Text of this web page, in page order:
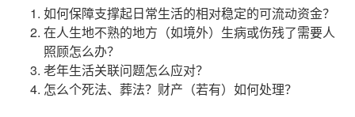
如何保障支撑起日常生活的相对稳定的可流动资金？
在人生地不熟的地方（如境外）生病或伤残了需要人
照顾怎么办？
老年生活关联问题怎么应对？
怎么个死法、葬法？财产（若有）如何处理？